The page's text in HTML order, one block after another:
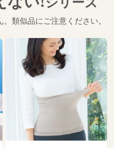
類似品にご注意ください。